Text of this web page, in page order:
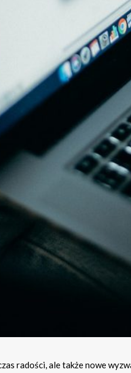
radości, ale także nowe